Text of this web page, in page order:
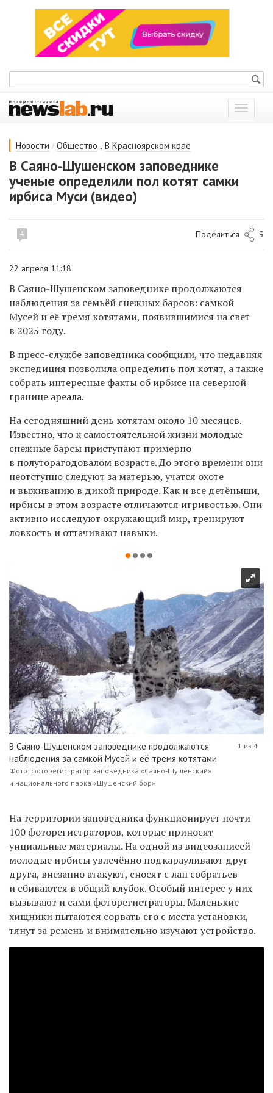
Показать
меню
Новости / Общество , В Красноярском крае
В Саяно-Шушенском заповеднике
ученые определили пол котят самки
ирбиса Муси (видео)
4 Поделиться 9
22 апреля 11:18
В Саяно-Шушенском заповеднике продолжаются
наблюдения за семьёй снежных барсов: самкой
Мусей и её тремя котятами, появившимися на свет
в 2025 году.
В пресс-службе заповедника сообщили, что недавняя
экспедиция позволила определить пол котят, а также
собрать интересные факты об ирбисе на северной
границе ареала.
На сегодняшний день котятам около 10 месяцев.
Известно, что к самостоятельной жизни молодые
снежные барсы приступают примерно
в полуторагодовалом возрасте. До этого времени они
неотступно следуют за матерью, учатся охоте
и выживанию в дикой природе. Как и все детёныши,
ирбисы в этом возрасте отличаются игривостью. Они
активно исследуют окружающий мир, тренируют
ловкость и оттачивают навыки.
В Саяно-Шушенском заповеднике продолжаются
наблюдения за самкой Мусей и её тремя котятами
Фото: фоторегистратор заповедника «Саяно-Шушенский»
и национального парка «Шушенский бор»
1 из 4
На территории заповедника функционирует почти
100 фоторегистраторов, которые приносят
унциальные материалы. На одной из видеозаписей
молодые ирбисы увлечённо подкарауливают друг
друга, внезапно атакуют, сносят с лап собратьев
и сбиваются в общий клубок. Особый интерес у них
вызывают и сами фоторегистраторы. Маленькие
хищники пытаются сорвать его с места установки,
тянут за ремень и внимательно изучают устройство.